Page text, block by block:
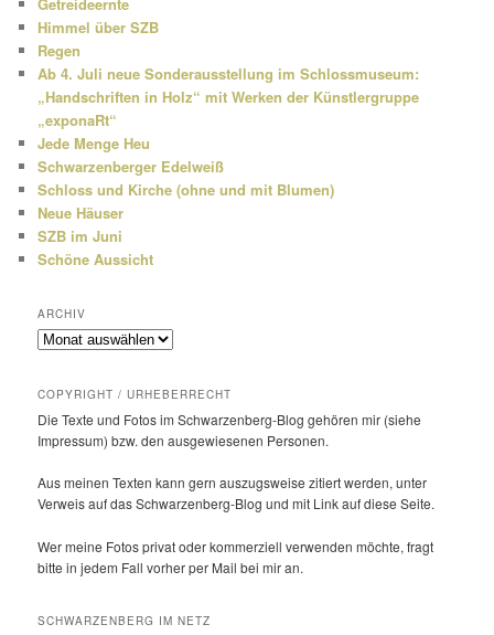
Himmel über SZB
Regen
Ab 4. Juli neue Sonderausstellung im Schlossmuseum:
„Handschriften in Holz“ mit Werken der Künstlergruppe
„exponaRt“
Jede Menge Heu
Schwarzenberger Edelweiß
Schloss und Kirche (ohne und mit Blumen)
Neue Häuser
SZB im Juni
Schöne Aussicht
ARCHIV
Archiv
COPYRIGHT / URHEBERRECHT
Die Texte und Fotos im Schwarzenberg-Blog gehören mir (siehe
Impressum) bzw. den ausge­wie­senen Personen.
Aus meinen Texten kann gern auszugs­weise zitiert werden, unter
Verweis auf das Schwarzenberg-Blog und mit Link auf diese Seite.
Wer meine Fotos privat oder kommer­ziell verwenden möchte, fragt
bitte in jedem Fall vorher per Mail bei mir an.
SCHWARZENBERG IM NETZ